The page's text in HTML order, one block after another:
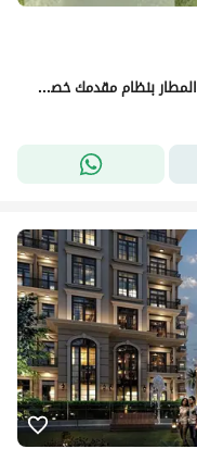
دوبلكس 250متر للبيع لمحبي الاستثمار بجوار المطار بنظام مقدمك خصمك علي 12سنه اقساط متساويه